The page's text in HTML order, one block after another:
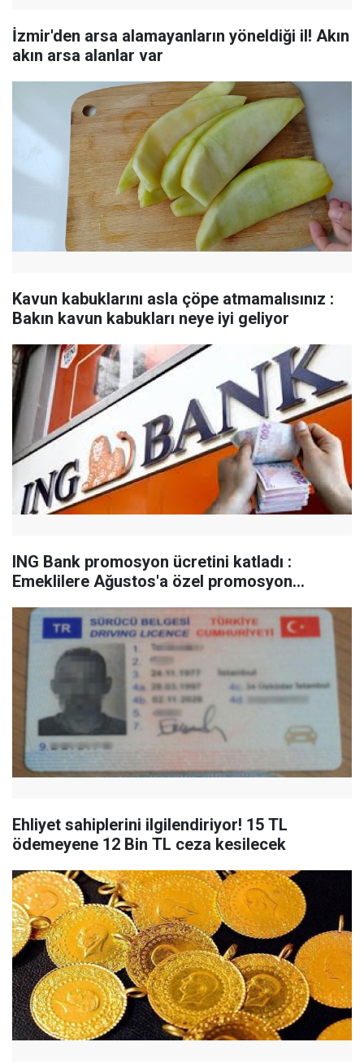
İzmir'den arsa alamayanların yöneldiği il! Akın
akın arsa alanlar var
Kavun kabuklarını asla çöpe atmamalısınız :
Bakın kavun kabukları neye iyi geliyor
ING Bank promosyon ücretini katladı :
Emeklilere Ağustos'a özel promosyon...
Ehliyet sahiplerini ilgilendiriyor! 15 TL
ödemeyene 12 Bin TL ceza kesilecek